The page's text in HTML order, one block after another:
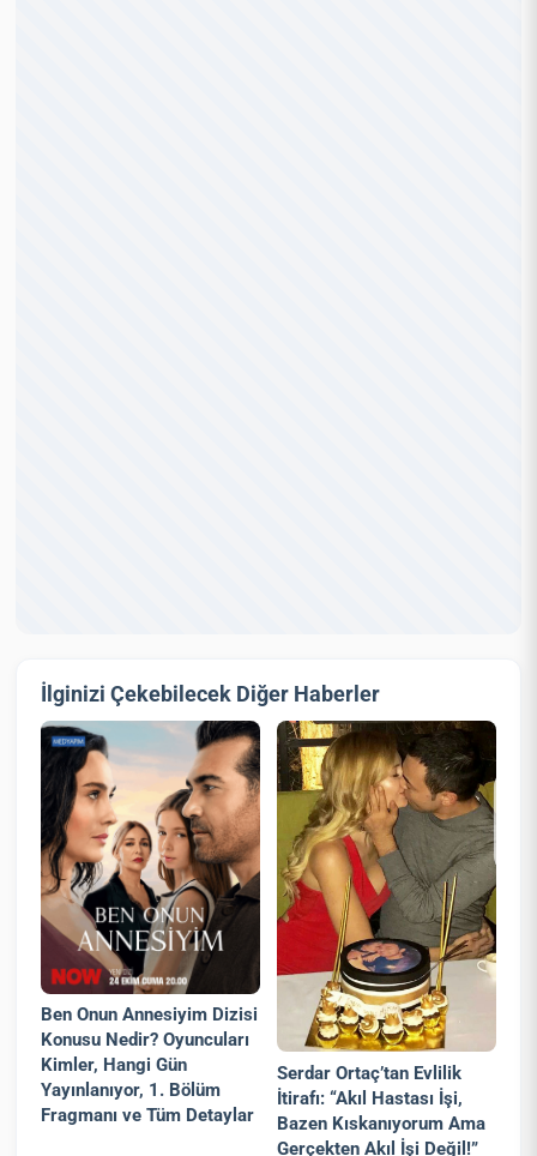
İlginizi Çekebilecek Diğer Haberler
Ben Onun Annesiyim Dizisi
Konusu Nedir? Oyuncuları
Kimler, Hangi Gün
Yayınlanıyor, 1. Bölüm
Fragmanı ve Tüm Detaylar
Serdar Ortaç’tan Evlilik
İtirafı: “Akıl Hastası İşi,
Bazen Kıskanıyorum Ama
Gerçekten Akıl İşi Değil!”